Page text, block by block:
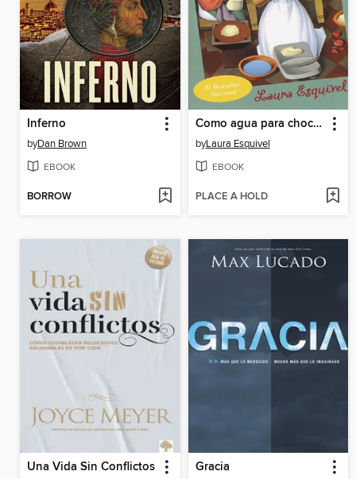
Inferno
byDan Brown
EBOOK
BORROW
Como agua para chocolate
byLaura Esquivel
EBOOK
PLACE A HOLD
Una Vida Sin Conflictos Gracia